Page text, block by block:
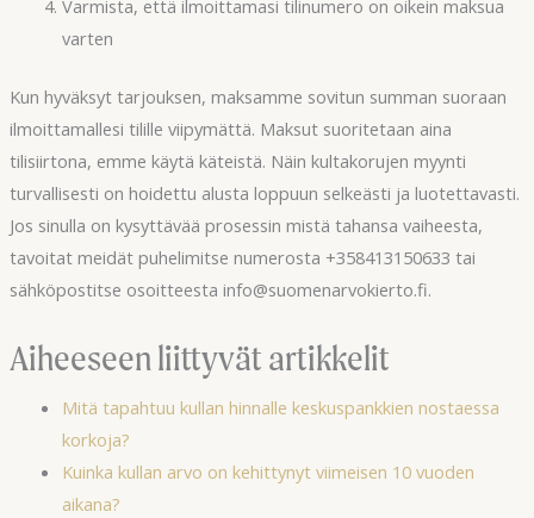
Varmista, että ilmoittamasi tilinumero on oikein maksua
varten
Kun hyväksyt tarjouksen, maksamme sovitun summan suoraan
ilmoittamallesi tilille viipymättä. Maksut suoritetaan aina
tilisiirtona, emme käytä käteistä. Näin kultakorujen myynti
turvallisesti on hoidettu alusta loppuun selkeästi ja luotettavasti.
Jos sinulla on kysyttävää prosessin mistä tahansa vaiheesta,
tavoitat meidät puhelimitse numerosta +358413150633 tai
sähköpostitse osoitteesta info@suomenarvokierto.fi.
Aiheeseen liittyvät artikkelit
Mitä tapahtuu kullan hinnalle keskuspankkien nostaessa
korkoja?
Kuinka kullan arvo on kehittynyt viimeisen 10 vuoden
aikana?